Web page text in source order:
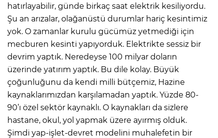
hatırlayabilir, günde birkaç saat elektrik kesiliyordu.
Şu an arızalar, olağanüstü durumlar hariç kesintimiz
yok. O zamanlar kurulu gücümüz yetmediği için
mecburen kesinti yapıyorduk. Elektrikte sessiz bir
devrim yaptık. Neredeyse 100 milyar doların
üzerinde yatırım yaptık. Bu dile kolay. Büyük
çoğunluğunu da kendi milli bütçemiz, Hazine
kaynaklarımızdan karşılamadan yaptık. Yüzde 80-
90’ı özel sektör kaynaklı. O kaynakları da sizlere
hastane, okul, yol yapmak üzere ayırmış olduk.
Şimdi yap-işlet-devret modelini muhalefetin bir